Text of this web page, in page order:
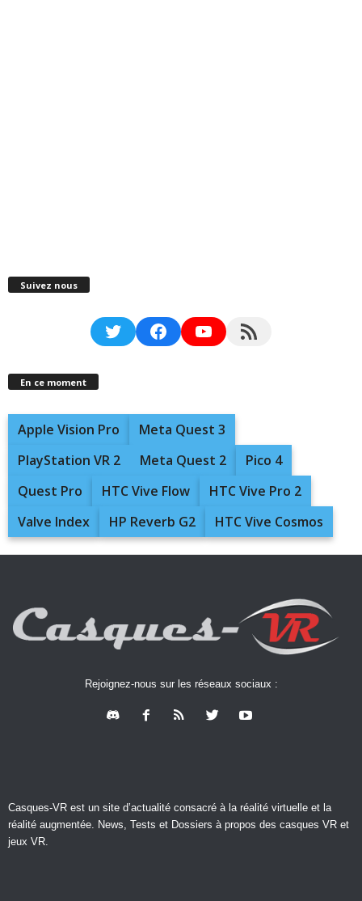
Suivez nous
TwitterFacebookYouTubeRSS Feed
En ce moment
Apple Vision Pro
Meta Quest 3
PlayStation VR 2
Meta Quest 2
Pico 4
Quest Pro
HTC Vive Flow
HTC Vive Pro 2
Valve Index
HP Reverb G2 HTC Vive Cosmos
Rejoignez-nous sur les réseaux sociaux :
Casques-VR est un site d’actualité consacré à la réalité virtuelle et la
réalité augmentée. News, Tests et Dossiers à propos des casques VR et
jeux VR.